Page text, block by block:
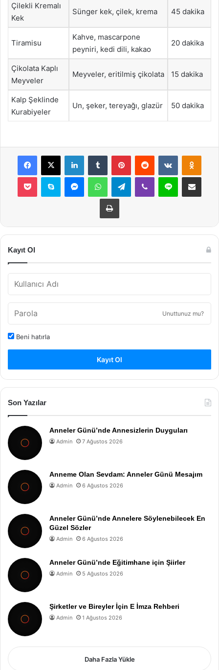
Çilekli Kremalı
Kek
Sünger kek, çilek, krema 45 dakika
Tiramisu
Kahve, mascarpone
peyniri, kedi dili, kakao
20 dakika
Çikolata Kaplı
Meyveler
Meyveler, eritilmiş çikolata 15 dakika
Kalp Şeklinde
Kurabiyeler
Un, şeker, tereyağı, glazür 50 dakika
Facebook
X LinkedInTumblr PinterestReddit VKontakte
Pocket Skype MessengerWhatsAppTelegramViber Line E-Posta ile
Yazdır
Kayıt Ol
Unuttunuz mu?
Beni hatırla
Kayıt Ol
Son Yazılar
Anneler Günü’nde Annesizlerin Duyguları
Admin 7 Ağustos 2026
Anneme Olan Sevdam: Anneler Günü Mesajım
Admin 6 Ağustos 2026
Anneler Günü’nde Annelere Söylenebilecek En
Güzel Sözler
Admin 6 Ağustos 2026
Anneler Günü’nde Eğitimhane için Şiirler
Admin 5 Ağustos 2026
Şirketler ve Bireyler İçin E İmza Rehberi
Admin 1 Ağustos 2026
Daha Fazla Yükle